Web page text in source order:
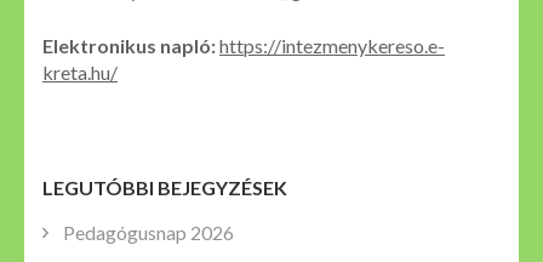
Elektronikus napló:https://intezmenykereso.e-
kreta.hu/
LEGUTÓBBI BEJEGYZÉSEK
Pedagógusnap 2026